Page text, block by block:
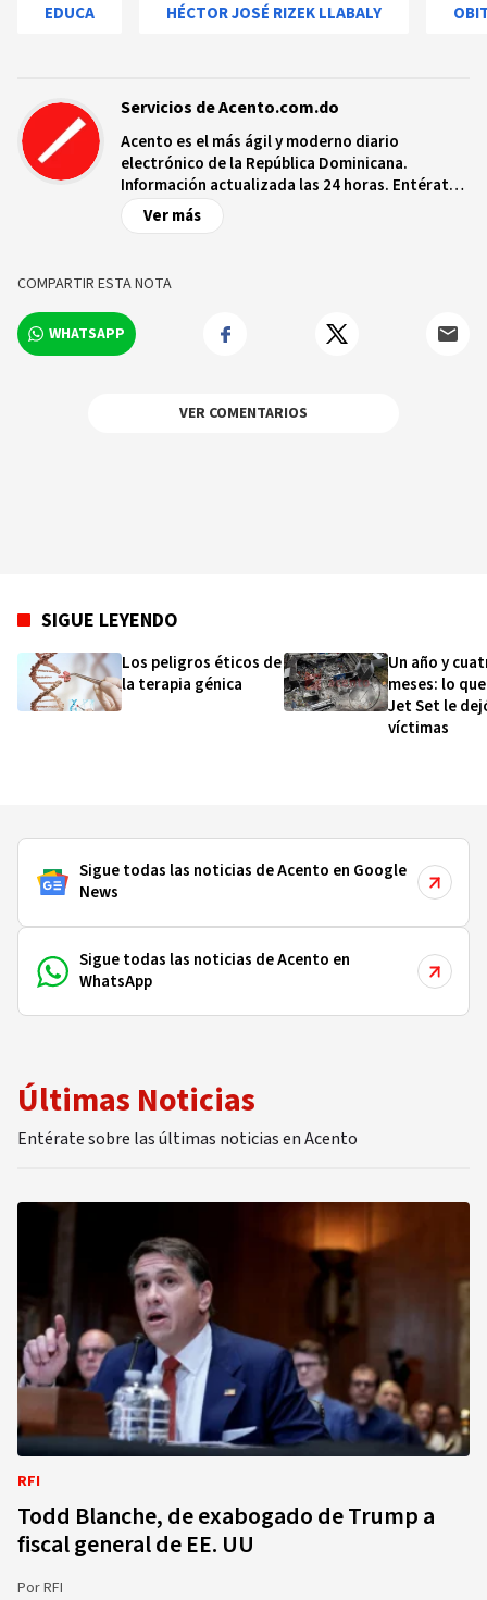
EDUCA HÉCTOR JOSÉ RIZEK LLABALY
Servicios de Acento.com.do
Acento es el más ágil y moderno diario
electrónico de la República Dominicana.
Información actualizada las 24 horas. Entérate
de las noticias y sucesos más importantes a
nivel nacional e internacional, videos y fotos
Ver más
COMPARTIR ESTA NOTA
WHATSAPP
VER COMENTARIOS
SIGUE LEYENDO
Los peligros éticos de
la terapia génica
Un año y
meses: lo
Jet Set le
víctimas
Sigue todas las noticias de Acento en Google
News
Sigue todas las noticias de Acento en
WhatsApp